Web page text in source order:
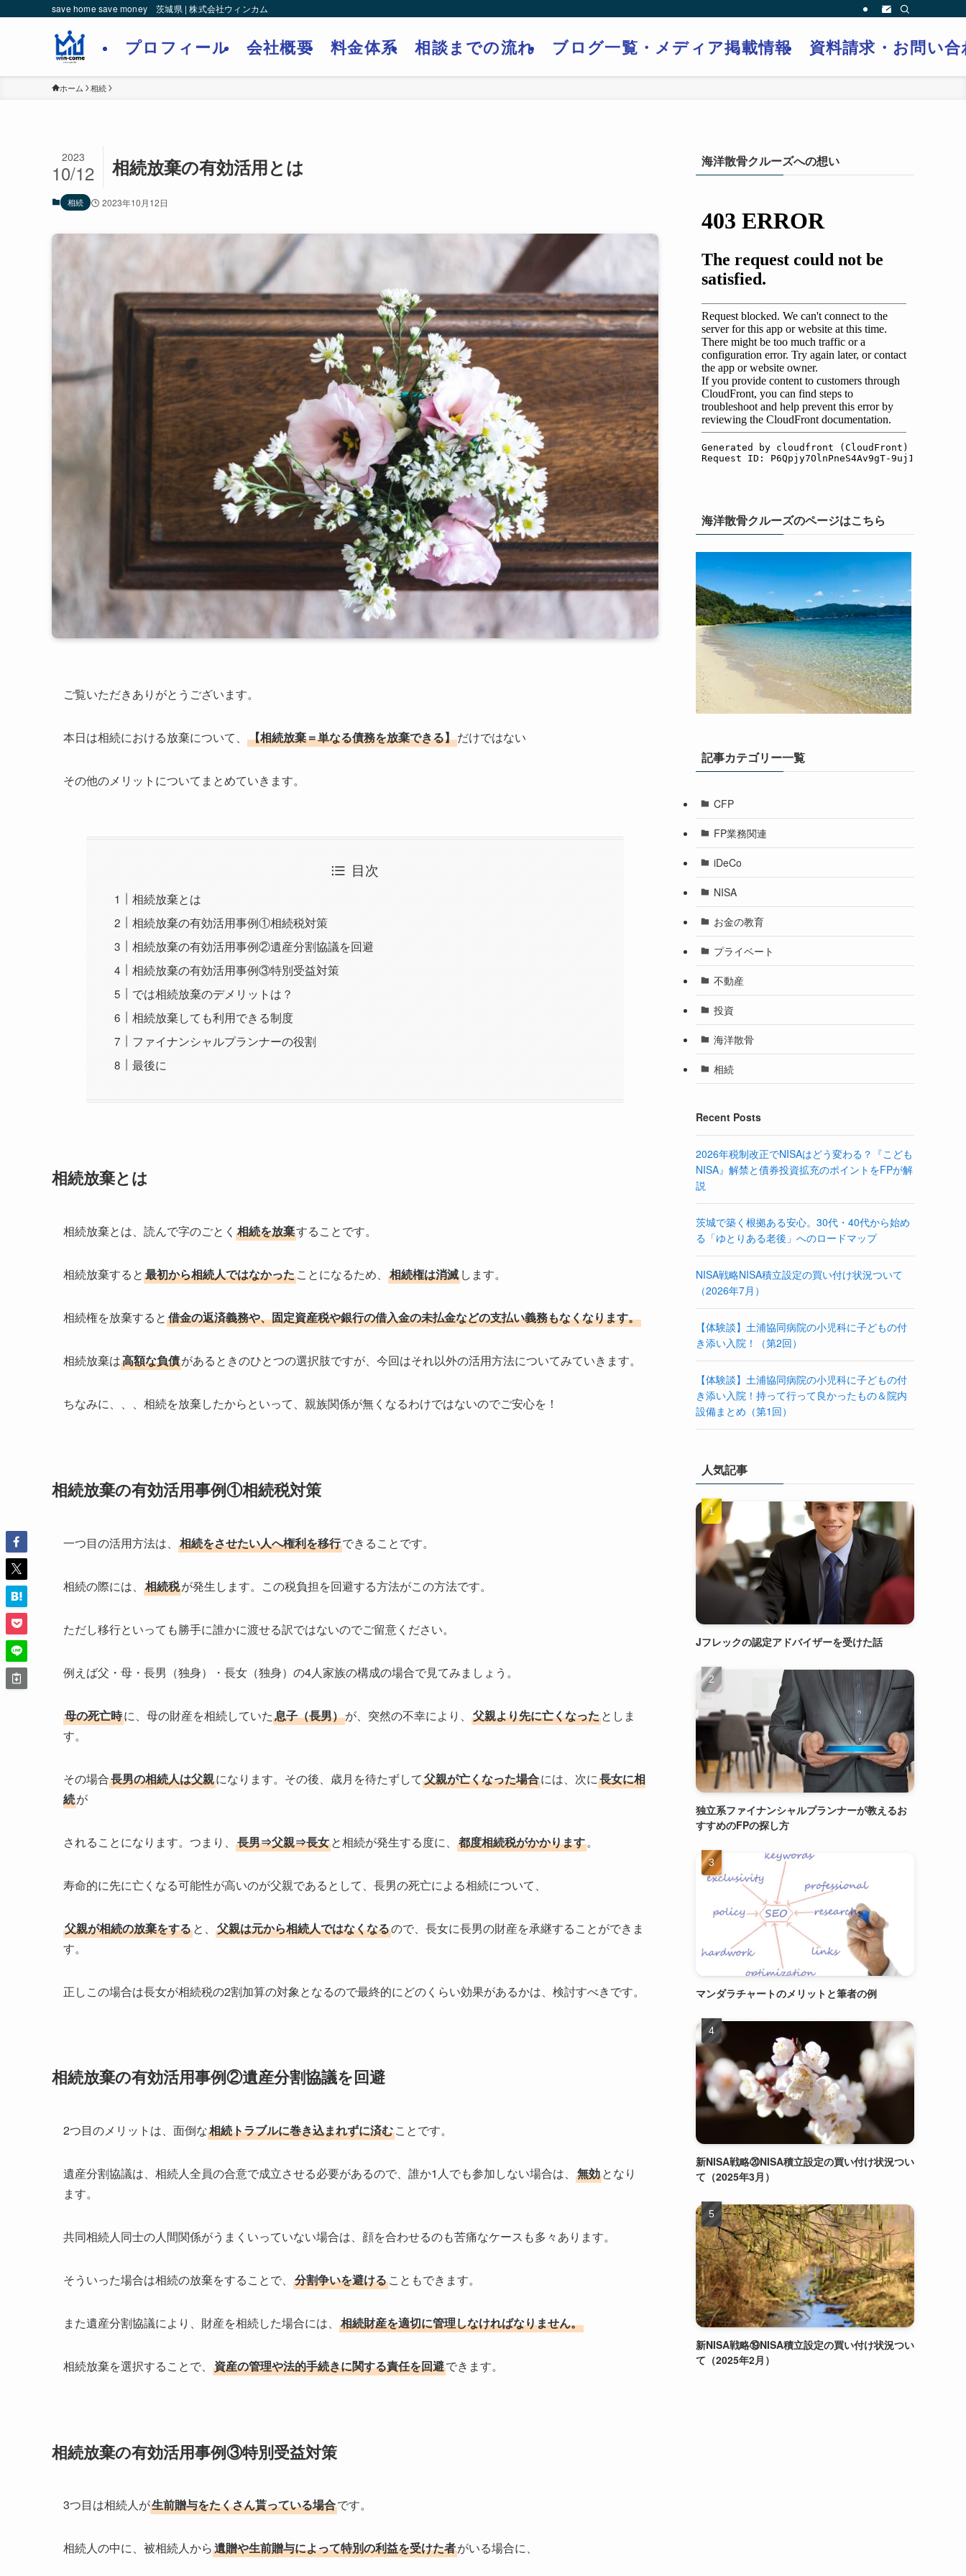
save home save money 茨城県 | 株式会社ウィンカム
プロフィール 会社概要 料金体系 相談までの流れ ブログ一覧・メディア掲載情報 資料請求・お問い
ホーム 相続
相続放棄の有効活用とは
2023
10/12
相続 2023年10月12日
ご覧いただきありがとうございます。
本日は相続における放棄について、 【相続放棄＝単なる債務を放棄できる】だけではない
その他のメリットについてまとめていきます。
目次
相続放棄とは
相続放棄の有効活用事例①相続税対策
相続放棄の有効活用事例②遺産分割協議を回避
相続放棄の有効活用事例③特別受益対策
では相続放棄のデメリットは？
相続放棄しても利用できる制度
ファイナンシャルプランナーの役割
最後に
相続放棄とは
相続放棄とは、読んで字のごとく 相続を放棄することです。
相続放棄すると 最初から相続人ではなかったことになるため、 相続権は消滅 します。
相続権を放棄すると 借金の返済義務や、固定資産税や銀行の借入金の未払金などの支払い義務もなくなります。
相続放棄は高額な負債があるときのひとつの選択肢ですが、今回はそれ以外の活用方法についてみていきます。
ちなみに、、、相続を放棄したからといって、親族関係が無くなるわけではないのでご安心を！
相続放棄の有効活用事例①相続税対策
一つ目の活用方法は、 相続をさせたい人へ権利を移行できることです。
相続の際には、 相続税が発生します。この税負担を回避する方法がこの方法です。
ただし移行といっても勝手に誰かに渡せる訳ではないのでご留意ください。
例えば父・母・長男（独身）・長女（独身）の4人家族の構成の場合で見てみましょう。
母の死亡時に、母の財産を相続していた息子（長男）が、突然の不幸により、 父親より先に亡くなったとしま
す。
その場合長男の相続人は父親になります。その後、歳月を待たずして父親が亡くなった場合には、次に長女に相
続が
されることになります。つまり、 長男⇒父親⇒長女と相続が発生する度に、 都度相続税がかかります。
寿命的に先に亡くなる可能性が高いのが父親であるとして、長男の死亡による相続について、
父親が相続の放棄をすると、 父親は元から相続人ではなくなるので、長女に長男の財産を承継することができま
す。
正しこの場合は長女が相続税の2割加算の対象となるので最終的にどのくらい効果があるかは、検討すべきです。
相続放棄の有効活用事例②遺産分割協議を回避
2つ目のメリットは、面倒な相続トラブルに巻き込まれずに済むことです。
遺産分割協議は、相続人全員の合意で成立させる必要があるので、誰か1人でも参加しない場合は、 無効となり
ます。
共同相続人同士の人間関係がうまくいっていない場合は、顔を合わせるのも苦痛なケースも多々あります。
そういった場合は相続の放棄をすることで、 分割争いを避けることもできます。
また遺産分割協議により、財産を相続した場合には、 相続財産を適切に管理しなければなりません。
相続放棄を選択することで、 資産の管理や法的手続きに関する責任を回避できます。
相続放棄の有効活用事例③特別受益対策
3つ目は相続人が生前贈与をたくさん貰っている場合です。
相続人の中に、被相続人から遺贈や生前贈与によって特別の利益を受けた者がいる場合に、
海洋散骨クルーズへの想い
海洋散骨クルーズのページはこちら
記事カテゴリー一覧
CFP
FP業務関連
iDeCo
NISA
お金の教育
プライベート
不動産
投資
海洋散骨
相続
Recent Posts
2026年税制改正でNISAはどう変わる？『こども
NISA』解禁と債券投資拡充のポイントをFPが解
説
茨城で築く根拠ある安心。30代・40代から始め
る「ゆとりある老後」へのロードマップ
NISA戦略NISA積立設定の買い付け状況ついて
（2026年7月）
【体験談】土浦協同病院の小児科に子どもの付
き添い入院！（第2回）
【体験談】土浦協同病院の小児科に子どもの付
き添い入院！持って行って良かったもの＆院内
設備まとめ（第1回）
人気記事
Jフレックの認定アドバイザーを受けた話
独立系ファイナンシャルプランナーが教えるお
すすめのFPの探し方
マンダラチャートのメリットと筆者の例
新NISA戦略⑳NISA積立設定の買い付け状況つい
て（2025年3月）
新NISA戦略⑲NISA積立設定の買い付け状況つい
て（2025年2月）